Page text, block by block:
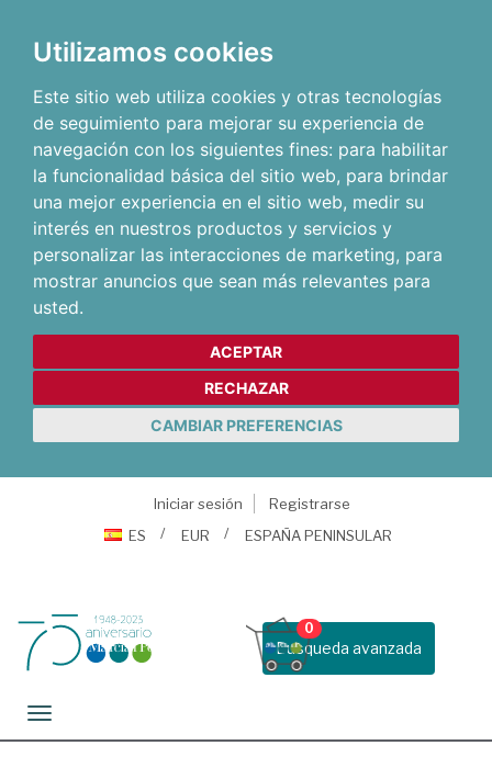
Utilizamos cookies
Este sitio web utiliza cookies y otras tecnologías
de seguimiento para mejorar su experiencia de
navegación con los siguientes fines: para habilitar
la funcionalidad básica del sitio web, para brindar
una mejor experiencia en el sitio web, medir su
interés en nuestros productos y servicios y
personalizar las interacciones de marketing, para
mostrar anuncios que sean más relevantes para
usted.
ACEPTAR
RECHAZAR
CAMBIAR PREFERENCIAS
Iniciar sesión
Registrarse
ES
EUR ESPAÑA PENINSULAR
Busqueda avanzada
0
Toggle navigation